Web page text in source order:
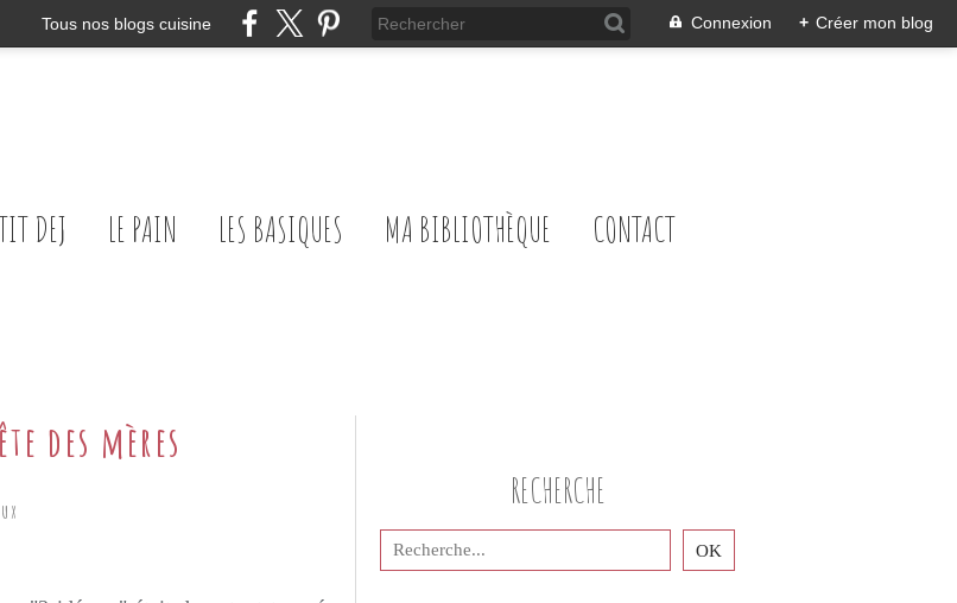
Tous nos blogs cuisine Connexion + Créer mon blog
DEJ LE PAIN LES BASIQUES MA BIBLIOTHÈQUE CONTACT
des mères
RECHERCHE